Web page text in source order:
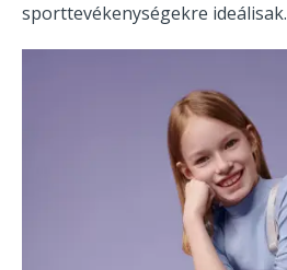
sporttevékenységekre ideálisak.